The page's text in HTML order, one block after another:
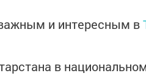
и интересным в
в